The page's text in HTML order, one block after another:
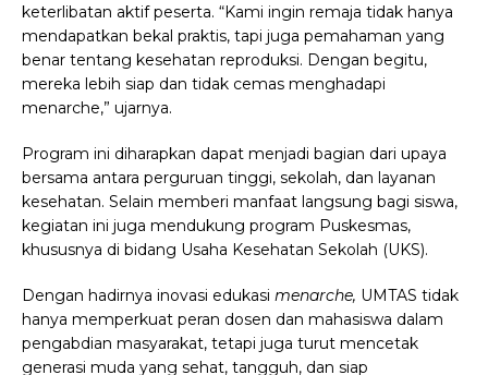
keterlibatan aktif peserta. “Kami ingin remaja tidak hanya
mendapatkan bekal praktis, tapi juga pemahaman yang
benar tentang kesehatan reproduksi. Dengan begitu,
mereka lebih siap dan tidak cemas menghadapi
menarche,” ujarnya.
Program ini diharapkan dapat menjadi bagian dari upaya
bersama antara perguruan tinggi, sekolah, dan layanan
kesehatan. Selain memberi manfaat langsung bagi siswa,
kegiatan ini juga mendukung program Puskesmas,
khususnya di bidang Usaha Kesehatan Sekolah (UKS).
Dengan hadirnya inovasi edukasi menarche, UMTAS tidak
hanya memperkuat peran dosen dan mahasiswa dalam
pengabdian masyarakat, tetapi juga turut mencetak
generasi muda yang sehat, tangguh, dan siap